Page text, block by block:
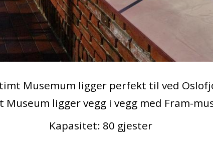
Musemum ligger perfekt til ved
ligger vegg i vegg med Fram-
Kapasitet: 80 gjester